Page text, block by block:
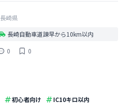
長崎県
長崎自動車道諫早から10km以内
0
0
初心者向け
IC10キロ以内